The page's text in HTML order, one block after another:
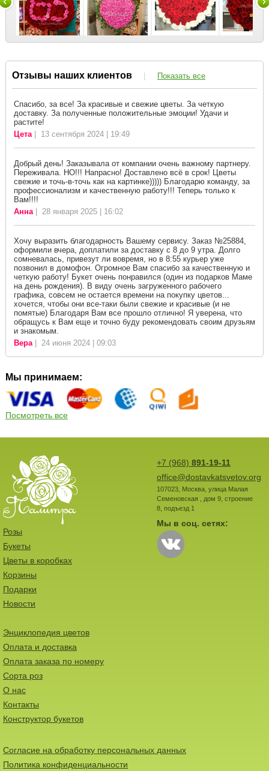
Отзывы наших клиентов | Показать все
Спасибо, за все! За красивые и свежие цветы. За четкую
доставку. За полученные положительные эмоции! Удачи и
растите!
Цета| 13 сентября 2024 | 19:49
Добрый день! Заказывала от компании очень важному партнеру.
Переживала. НО!!! Напрасно! Доставлено всё в срок! Цветы
свежие и точь-в-точь как на картинке))))) Благодарю команду, за
профессионализм и качественную работу!!! Теперь только к
Вам!!!!
Анна| 28 января 2025 | 16:02
Хочу выразить благодарность Вашему сервису. Заказ №25884,
оформили вчера, доплатили за доставку с 8 до 9 утра. Долго
сомневалась, привезут ли вовремя, но в 8:55 курьер уже
позвонил в домофон. Огромное Вам спасибо за качественную и
четкую работу! Букет очень понравился (один из подарков Маме
на день рождения). В виду очень загруженного рабочего
графика, совсем не остается времени на покупку цветов...
хочется, чтобы они все-таки были свежие и красивые (и не
помятые) Благодаря Вам все прошло отлично! Я уверена, что
обращусь к Вам еще и точно буду рекомендовать своим друзьям
и знакомым.
Вера| 24 июня 2024 | 09:03
Мы принимаем:
Посмотреть все
+7 (968) 891-19-11
office@dostavkatsvetov.org
107023, Москва, улица Малая
Семеновская , дом 9, строение
8, подъезд 1
Мы в соц. сетях:
Розы
Букеты
Цветы в коробках
Корзины
Подарки
Новости
Энциклопедия цветов
Оплата и доставка
Оплата заказа по номеру
Сорта роз
О нас
Контакты
Конструктор букетов
Согласие на обработку персональных данных
Политика конфиденциальности